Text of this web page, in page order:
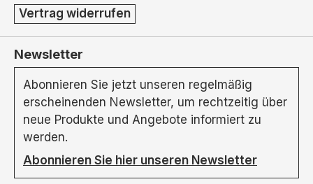
Vertrag widerrufen
Newsletter
Abonnieren Sie jetzt unseren regelmäßig
erscheinenden Newsletter, um rechtzeitig über
neue Produkte und Angebote informiert zu
werden.
Abonnieren Sie hier unseren Newsletter